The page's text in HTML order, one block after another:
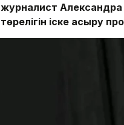
журналист Александра
төрелігін іске асыру